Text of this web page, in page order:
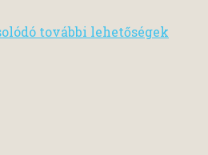
további lehetőségek